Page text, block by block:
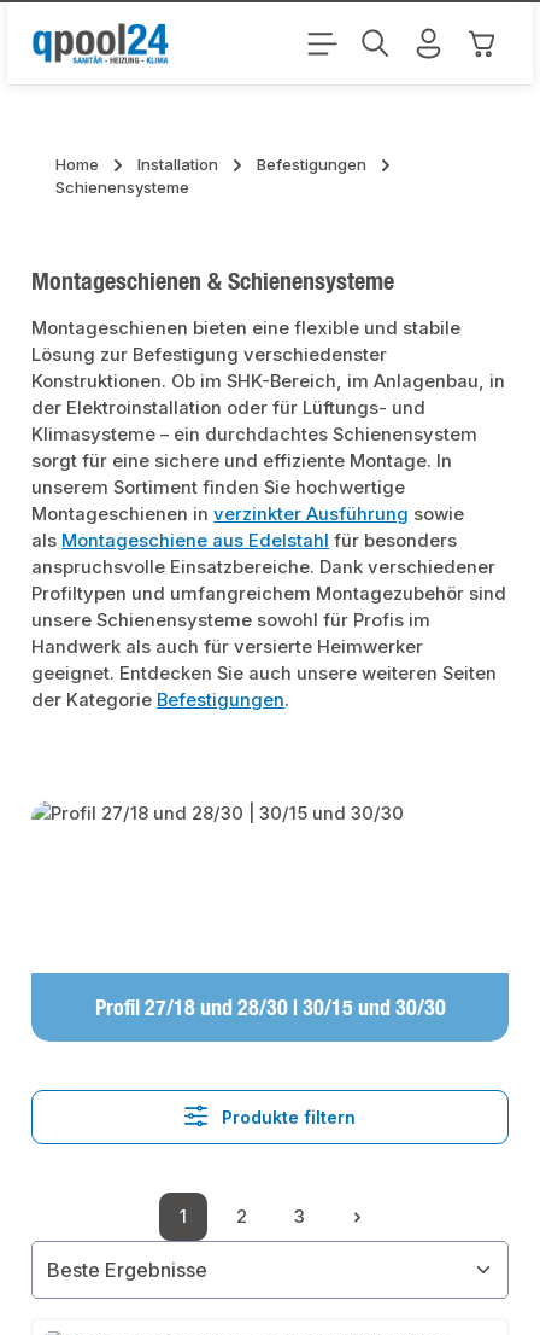
Zum Hauptinhalt springen
Home Installation
Befestigungen
Schienensysteme
Montageschienen & Schienensysteme
Montageschienen bieten eine flexible und stabile
Lösung zur Befestigung verschiedenster
Konstruktionen. Ob im SHK-Bereich, im Anlagenbau, in
der Elektroinstallation oder für Lüftungs- und
Klimasysteme – ein durchdachtes Schienensystem
sorgt für eine sichere und effiziente Montage. In
unserem Sortiment finden Sie hochwertige
Montageschienen inverzinkter Ausführung sowie
als Montageschiene aus Edelstahl für besonders
anspruchsvolle Einsatzbereiche. Dank verschiedener
Profiltypen und umfangreichem Montagezubehör sind
unsere Schienensysteme sowohl für Profis im
Handwerk als auch für versierte Heimwerker
geeignet. Entdecken Sie auch unsere weiteren Seiten
der Kategorie Befestigungen.
Kategoriegalerie überspringen
Profil 27/18 und 28/30 | 30/15 und 30/30
Produkte filtern
Seite
1
Seite
2
Seite
3